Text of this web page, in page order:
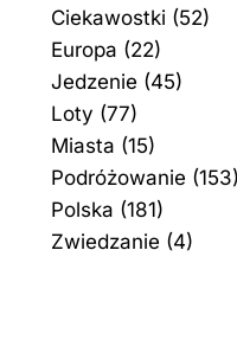
Ciekawostki (52)
Europa (22)
Jedzenie (45)
Loty (77)
Miasta (15)
Podróżowanie (153)
Polska (181)
Zwiedzanie (4)